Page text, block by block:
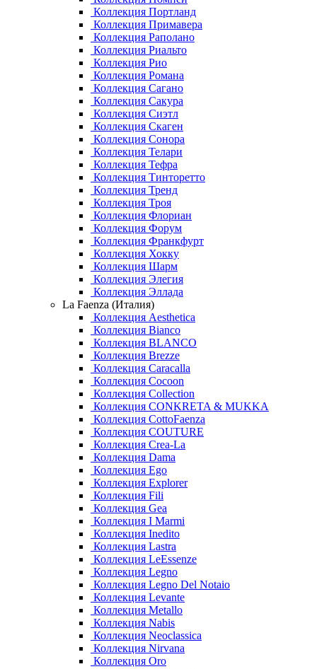
Коллекция Портланд
Коллекция Примавера
Коллекция Раполано
Коллекция Риальто
Коллекция Рио
Коллекция Романа
Коллекция Сагано
Коллекция Сакура
Коллекция Сиэтл
Коллекция Скаген
Коллекция Сонора
Коллекция Телари
Коллекция Тефра
Коллекция Тинторетто
Коллекция Тренд
Коллекция Троя
Коллекция Флориан
Коллекция Форум
Коллекция Франкфурт
Коллекция Хокку
Коллекция Шарм
Коллекция Элегия
Коллекция Эллада
La Faenza (Италия)
Коллекция Aesthetica
Коллекция Bianco
Коллекция BLANCO
Коллекция Brezze
Коллекция Caracalla
Коллекция Cocoon
Коллекция Collection
Коллекция CONKRETA & MUKKA
Коллекция CottoFaenza
Коллекция COUTURE
Коллекция Crea-La
Коллекция Dama
Коллекция Ego
Коллекция Explorer
Коллекция Fili
Коллекция Gea
Коллекция I Marmi
Коллекция Inedito
Коллекция Lastra
Коллекция LeEssenze
Коллекция Legno
Коллекция Legno Del Notaio
Коллекция Levante
Коллекция Metallo
Коллекция Nabis
Коллекция Neoclassica
Коллекция Nirvana
Коллекция Oro